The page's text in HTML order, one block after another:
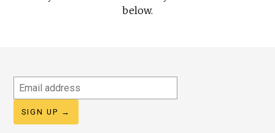
below.
Email
address